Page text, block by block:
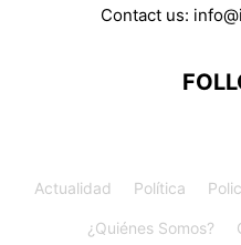
Contact us:
Actualidad Política
¿Quiénes Somos?